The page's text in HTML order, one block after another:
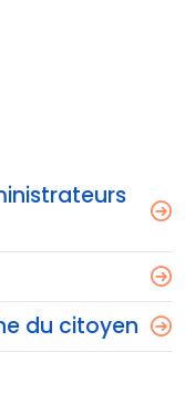
du citoyen